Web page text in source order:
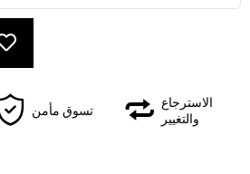
تسوق مأمن
الاسترجاع
والتغيير